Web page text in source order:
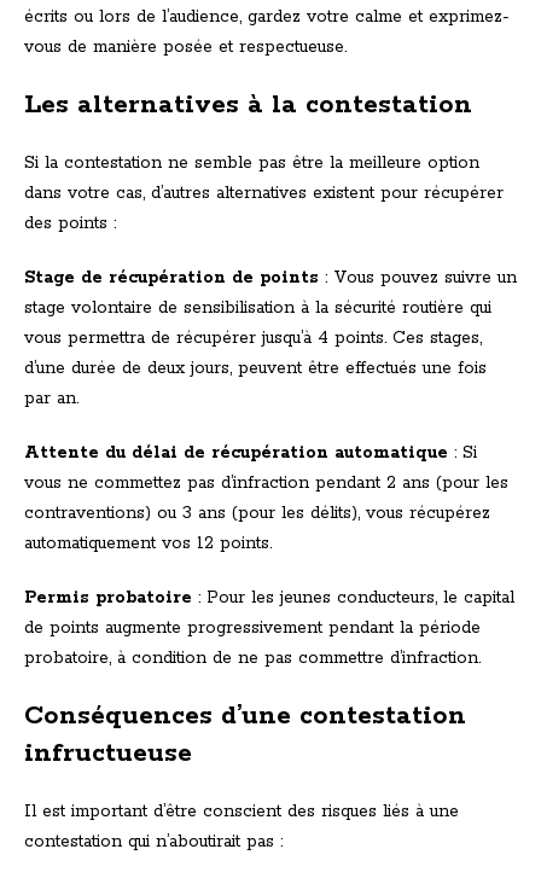
écrits ou lors de l’audience, gardez votre calme et exprimez-
vous de manière posée et respectueuse.
Les alternatives à la contestation
Si la contestation ne semble pas être la meilleure option
dans votre cas, d’autres alternatives existent pour récupérer
des points :
Stage de récupération de points : Vous pouvez suivre un
stage volontaire de sensibilisation à la sécurité routière qui
vous permettra de récupérer jusqu’à 4 points. Ces stages,
d’une durée de deux jours, peuvent être effectués une fois
par an.
Attente du délai de récupération automatique : Si
vous ne commettez pas d’infraction pendant 2 ans (pour les
contraventions) ou 3 ans (pour les délits), vous récupérez
automatiquement vos 12 points.
Permis probatoire : Pour les jeunes conducteurs, le capital
de points augmente progressivement pendant la période
probatoire, à condition de ne pas commettre d’infraction.
Conséquences d’une contestation
infructueuse
Il est important d’être conscient des risques liés à une
contestation qui n’aboutirait pas :